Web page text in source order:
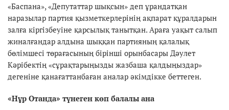
«Баспана», «Депутаттар шықсын» деп ұрандатқан
наразылар партия қызметкерлерінің ақпарат құралдарын
залға кіргізбеуіне қарсылық танытқан. Араға уақыт салып
жиналғандар алдына шыққан партияның қалалық
бөлімшесі төрағасының бірінші орынбасары Дәулет
Кәрібектің «сұрақтарыңызды жазбаша қалдыңыздар»
дегеніне қанағаттанбаған аналар әкімдікке беттеген.
«Нұр Отанда» түнеген көп балалы ана